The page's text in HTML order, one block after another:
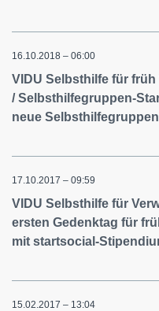
16.10.2018 – 06:00
VIDU Selbsthilfe für
/ Selbsthilfegruppen-
neue
17.10.2017 – 09:59
VIDU Selbsthilfe für
ersten Gedenktag für
mit startsocial-
15.02.2017 – 13:04